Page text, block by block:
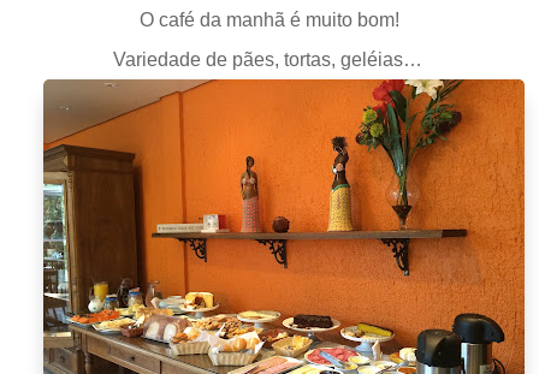
O café da manhã é muito bom!
Variedade de pães, tortas, geléias…